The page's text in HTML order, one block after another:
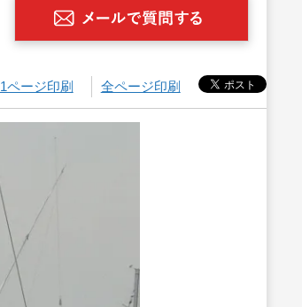
1ページ印刷 全ページ印刷